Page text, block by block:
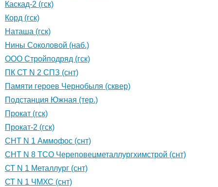
Каскад-2 (гск)
Корд (гск)
Наташа (гск)
Нины Соколовой (наб.)
ООО Стройподряд (гск)
ПК СТ N 2 СПЗ (снт)
Памяти героев Чернобыля (сквер)
Подстанция Южная (тер.)
Прокат (гск)
Прокат-2 (гск)
СНТ N 1 Аммофос (снт)
СНТ N 8 ТСО Череповецметаллургхимстрой (снт)
СТ N 1 Металлург (снт)
СТ N 1 ЧМХС (снт)